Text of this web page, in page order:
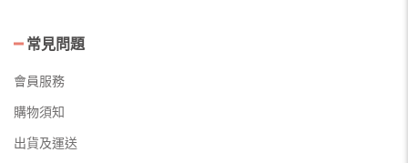
常見問題
會員服務
購物須知
出貨及運送